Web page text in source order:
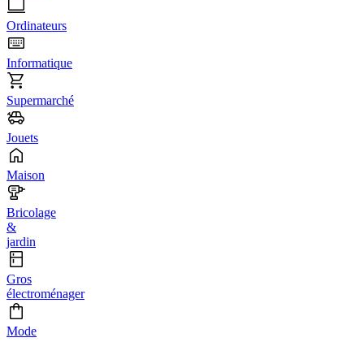
Ordinateurs
Informatique
Supermarché
Jouets
Maison
Bricolage
&
jardin
Gros
électroménager
Mode